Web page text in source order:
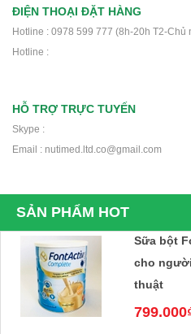
ĐIỆN THOẠI ĐẶT HÀNG
Hotline : 0978 599 777 (8h-20h T2-Chủ
Hotline :
HỖ TRỢ TRỰC TUYẾN
Skype :
Email : nutimed.ltd.co@gmail.com
SẢN PHẨM HOT
Thực
Sữa bột
cho
thuật